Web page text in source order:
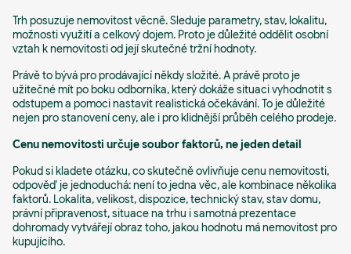
Trh posuzuje nemovitost věcně. Sleduje parametry, stav, lokalitu,
možnosti využití a celkový dojem. Proto je důležité oddělit osobní
vztah k nemovitosti od její skutečné tržní hodnoty.
Právě to bývá pro prodávající někdy složité. A právě proto je
užitečné mít po boku odborníka, který dokáže situaci vyhodnotit s
odstupem a pomoci nastavit realistická očekávání. To je důležité
nejen pro stanovení ceny, ale i pro klidnější průběh celého prodeje.
Cenu nemovitosti určuje soubor faktorů, ne jeden detail
Pokud si kladete otázku, co skutečně ovlivňuje cenu nemovitosti,
odpověď je jednoduchá: není to jedna věc, ale kombinace několika
faktorů. Lokalita, velikost, dispozice, technický stav, stav domu,
právní připravenost, situace na trhu i samotná prezentace
dohromady vytvářejí obraz toho, jakou hodnotu má nemovitost pro
kupujícího.